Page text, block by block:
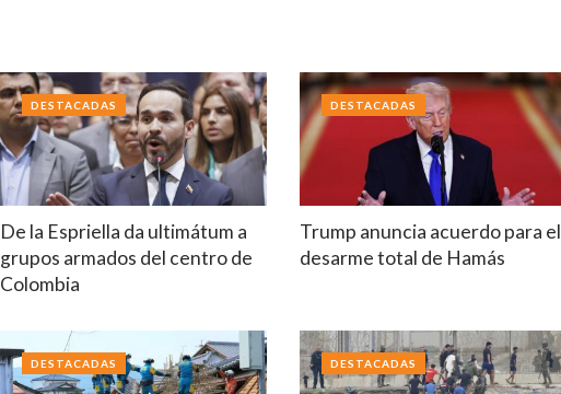
De la Espriella da ultimátum a
grupos armados del centro de
Colombia
DESTACADAS
Trump anuncia acuerdo para el
desarme total de Hamás
DESTACADAS
DESTACADAS DESTACADAS